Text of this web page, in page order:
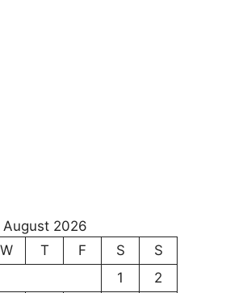
August 2026
W T F S
S
1
2